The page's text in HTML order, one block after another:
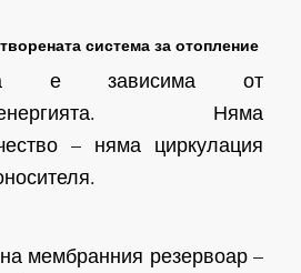
система за отопление
е зависима от
Няма
– няма циркулация
мембранния резервоар –